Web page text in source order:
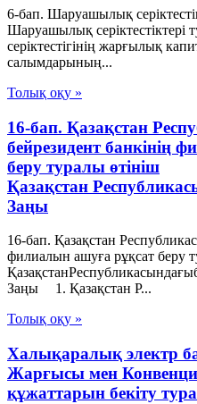
6-бап. Шаруашылық
Шаруашылық
серiктестiгiнiң жарғылық
салымдарының...
Толық оқу »
16-бап. Қазақстан
бейрезидент банкінің
беру туралы өтініш
Қазақстан
Заңы
16-бап. Қазақстан
филиалын ашуға рұқсат беру
Заңы 1. Қазақстан Р...
Толық оқу »
Халықаралық электр
Жарғысы мен
құжаттарын бекіту